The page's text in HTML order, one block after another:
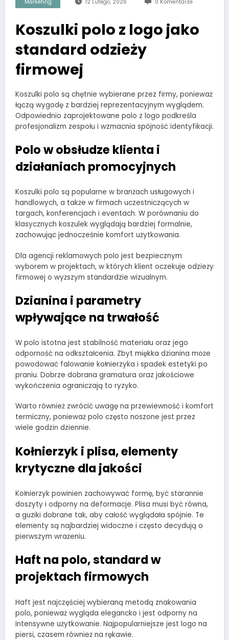
Marketing 12 Lutego, 2026 0 Komentarze
Koszulki polo z logo jako
standard odzieży
firmowej
Koszulki polo są chętnie wybierane przez firmy, ponieważ
łączą wygodę z bardziej reprezentacyjnym wyglądem.
Odpowiednio zaprojektowane polo z logo podkreśla
profesjonalizm zespołu i wzmacnia spójność identyfikacji.
Polo w obsłudze klienta i
działaniach promocyjnych
Koszulki polo są popularne w branżach usługowych i
handlowych, a także w firmach uczestniczących w
targach, konferencjach i eventach. W porównaniu do
klasycznych koszulek wyglądają bardziej formalnie,
zachowując jednocześnie komfort użytkowania.
Dla agencji reklamowych polo jest bezpiecznym
wyborem w projektach, w których klient oczekuje odzieży
firmowej o wyższym standardzie wizualnym.
Dzianina i parametry
wpływające na trwałość
W polo istotna jest stabilność materiału oraz jego
odporność na odkształcenia. Zbyt miękka dzianina może
powodować falowanie kołnierzyka i spadek estetyki po
praniu. Dobrze dobrana gramatura oraz jakościowe
wykończenia ograniczają to ryzyko.
Warto również zwrócić uwagę na przewiewność i komfort
termiczny, ponieważ polo często noszone jest przez
wiele godzin dziennie.
Kołnierzyk i plisa, elementy
krytyczne dla jakości
Kołnierzyk powinien zachowywać formę, być starannie
doszyty i odporny na deformacje. Plisa musi być równa,
a guziki dobrane tak, aby całość wyglądała spójnie. Te
elementy są najbardziej widoczne i często decydują o
pierwszym wrażeniu.
Haft na polo, standard w
projektach firmowych
Haft jest najczęściej wybieraną metodą znakowania
polo, ponieważ wygląda elegancko i jest odporny na
intensywne użytkowanie. Najpopularniejsze jest logo na
piersi, czasem również na rękawie.